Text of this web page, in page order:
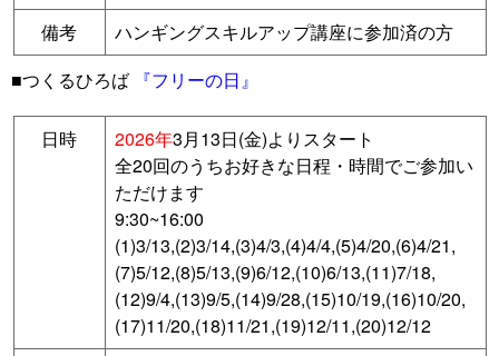
備考
ハンギングスキルアップ講座に参加済の方
■つくるひろば 『フリーの日』
日時 2026年3月13日(金)よりスタート
全20回のうちお好きな日程・時間でご参加い
ただけます
9:30~16:00
(1)3/13,(2)3/14,(3)4/3,(4)4/4,(5)4/20,(6)4/21,
(7)5/12,(8)5/13,(9)6/12,(10)6/13,(11)7/18,
(12)9/4,(13)9/5,(14)9/28,(15)10/19,(16)10/20,
(17)11/20,(18)11/21,(19)12/11,(20)12/12